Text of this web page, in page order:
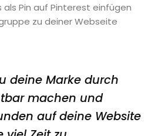
als Pin auf Pinterest einfügen
zu deiner Webseite
deine Marke durch
machen und
auf deine Website